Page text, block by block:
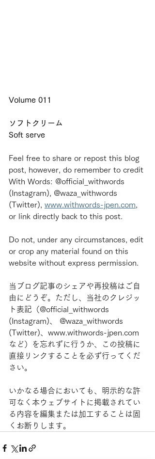
Volume 011
ソフトクリーム
Soft serve
Feel free to share or repost this blog
post, however, do remember to credit
With Words: @official_withwords
(Instagram), @waza_withwords
(Twitter), www.withwords-jpen.com
or link directly back to this post.
Do not, under any circumstances, edit
or crop any material found on this
website without express permission.
当ブログ記事のシェアや再投稿はご自
由にどうぞ。ただし、当社のクレジッ
ト表記（@official_withwords
(Instagram)、 @waza_withwords
(Twitter)、www.withwords-jpen.com
など）を忘れずに行うか、この投稿に
直接リンクすることを必ず行ってくだ
さい。
いかなる場合においても、明示的な許
可なく本ウェブサイトに掲載されてい
る内容を編集または加工することは固
くお断りします。